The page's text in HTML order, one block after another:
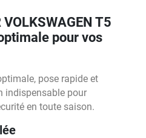
VOLKSWAGEN T5
pour vos
pose rapide et
indispensable pour
en toute saison.